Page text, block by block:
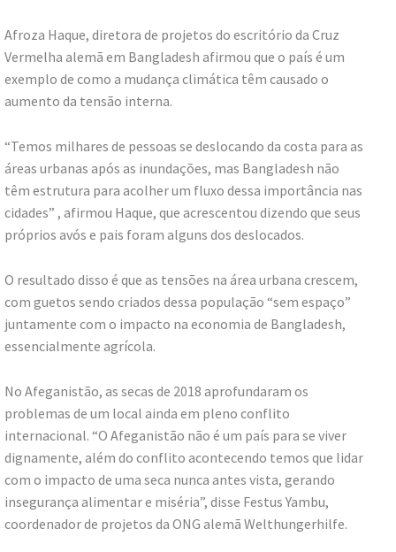
Afroza Haque, diretora de projetos do escritório da Cruz
Vermelha alemã em Bangladesh afirmou que o país é um
exemplo de como a mudança climática têm causado o
aumento da tensão interna.
“Temos milhares de pessoas se deslocando da costa para as
áreas urbanas após as inundações, mas Bangladesh não
têm estrutura para acolher um fluxo dessa importância nas
cidades” , afirmou Haque, que acrescentou dizendo que seus
próprios avós e pais foram alguns dos deslocados.
O resultado disso é que as tensões na área urbana crescem,
com guetos sendo criados dessa população “sem espaço”
juntamente com o impacto na economia de Bangladesh,
essencialmente agrícola.
No Afeganistão, as secas de 2018 aprofundaram os
problemas de um local ainda em pleno conflito
internacional. “O Afeganistão não é um país para se viver
dignamente, além do conflito acontecendo temos que lidar
com o impacto de uma seca nunca antes vista, gerando
insegurança alimentar e miséria”, disse Festus Yambu,
coordenador de projetos da ONG alemã Welthungerhilfe.